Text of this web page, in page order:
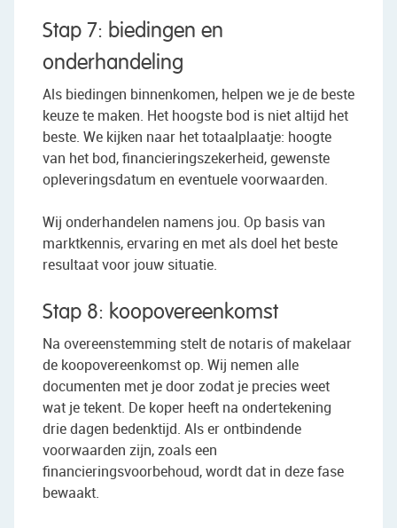
Stap 7: biedingen en
onderhandeling
Als biedingen binnenkomen, helpen we je de beste
keuze te maken. Het hoogste bod is niet altijd het
beste. We kijken naar het totaalplaatje: hoogte
van het bod, financieringszekerheid, gewenste
opleveringsdatum en eventuele voorwaarden.
Wij onderhandelen namens jou. Op basis van
marktkennis, ervaring en met als doel het beste
resultaat voor jouw situatie.
Stap 8: koopovereenkomst
Na overeenstemming stelt de notaris of makelaar
de koopovereenkomst op. Wij nemen alle
documenten met je door zodat je precies weet
wat je tekent. De koper heeft na ondertekening
drie dagen bedenktijd. Als er ontbindende
voorwaarden zijn, zoals een
financieringsvoorbehoud, wordt dat in deze fase
bewaakt.